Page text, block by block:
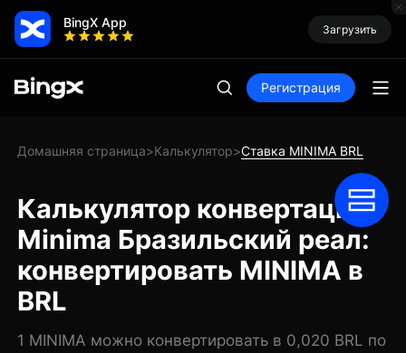
BingX App Загрузить
Регистрация
Домашняя страница>Калькулятор>Ставка MINIMA BRL
Калькулятор конвертации
Minima Бразильский реал:
конвертировать MINIMA в
BRL
1 MINIMA можно конвертировать в 0,020 BRL по